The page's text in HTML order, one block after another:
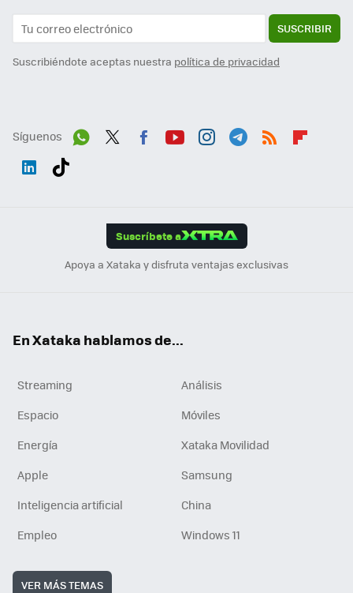
SUSCRIBIR
Suscribiéndote aceptas nuestra política de privacidad
Síguenos
Suscríbete a
Apoya a Xataka y disfruta ventajas exclusivas
En Xataka hablamos de...
Streaming
Análisis
Espacio
Móviles
Energía
Xataka Movilidad
Apple
Samsung
Inteligencia artificial
China
Empleo
Windows 11
VER MÁS TEMAS